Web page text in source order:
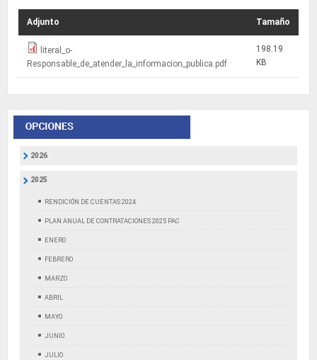
Adjunto Tamaño
literal_o-
Responsable_de_atender_la_informacion_publica.pdf
198.19
KB
2026
2025
RENDICIÓN DE CUENTAS 2024
PLAN ANUAL DE CONTRATACIONES 2025 PAC
ENERO
FEBRERO
MARZO
ABRIL
MAYO
JUNIO
JULIO